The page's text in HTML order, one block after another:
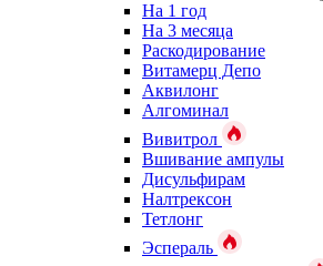
На 1 год
На 3 месяца
Раскодирование
Витамерц Депо
Аквилонг
Алгоминал
Вивитрол
Вшивание ампулы
Дисульфирам
Налтрексон
Тетлонг
Эспераль